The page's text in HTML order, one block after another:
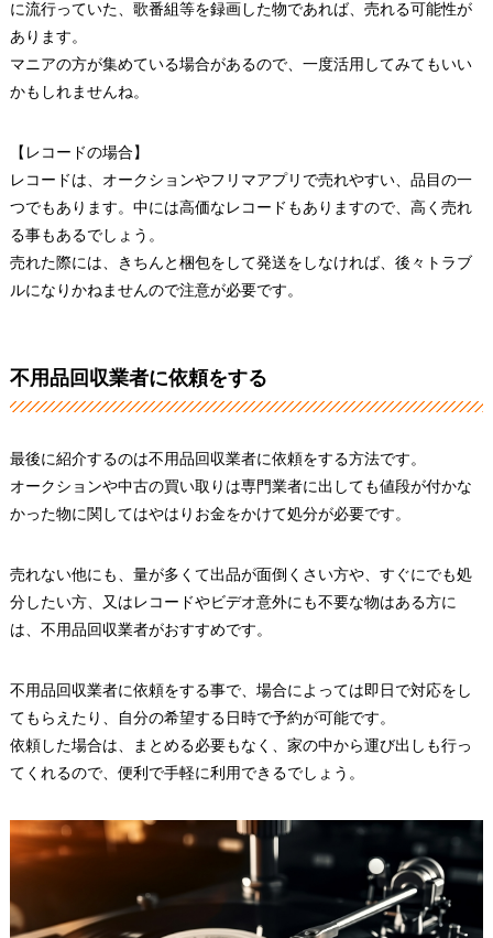
に流行っていた、歌番組等を録画した物であれば、売れる可能性が
あります。
マニアの方が集めている場合があるので、一度活用してみてもいい
かもしれませんね。
【レコードの場合】
レコードは、オークションやフリマアプリで売れやすい、品目の一
つでもあります。中には高価なレコードもありますので、高く売れ
る事もあるでしょう。
売れた際には、きちんと梱包をして発送をしなければ、後々トラブ
ルになりかねませんので注意が必要です。
不用品回収業者に依頼をする
最後に紹介するのは不用品回収業者に依頼をする方法です。
オークションや中古の買い取りは専門業者に出しても値段が付かな
かった物に関してはやはりお金をかけて処分が必要です。
売れない他にも、量が多くて出品が面倒くさい方や、すぐにでも処
分したい方、又はレコードやビデオ意外にも不要な物はある方に
は、不用品回収業者がおすすめです。
不用品回収業者に依頼をする事で、場合によっては即日で対応をし
てもらえたり、自分の希望する日時で予約が可能です。
依頼した場合は、まとめる必要もなく、家の中から運び出しも行っ
てくれるので、便利で手軽に利用できるでしょう。